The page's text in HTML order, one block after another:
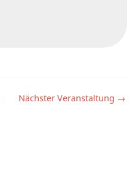
Nächster Veranstaltung →